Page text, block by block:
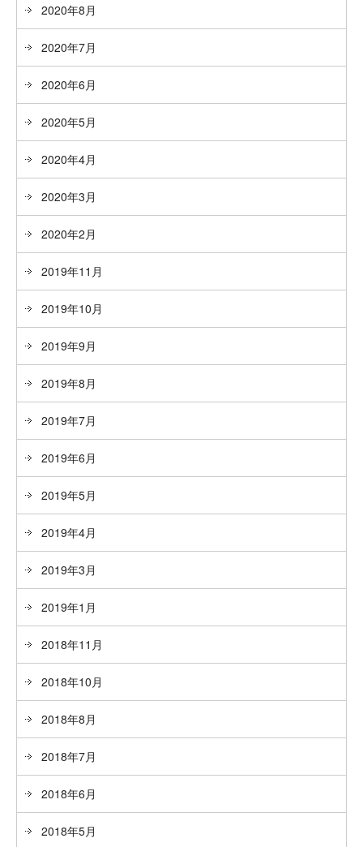
2020年8月
2020年7月
2020年6月
2020年5月
2020年4月
2020年3月
2020年2月
2019年11月
2019年10月
2019年9月
2019年8月
2019年7月
2019年6月
2019年5月
2019年4月
2019年3月
2019年1月
2018年11月
2018年10月
2018年8月
2018年7月
2018年6月
2018年5月